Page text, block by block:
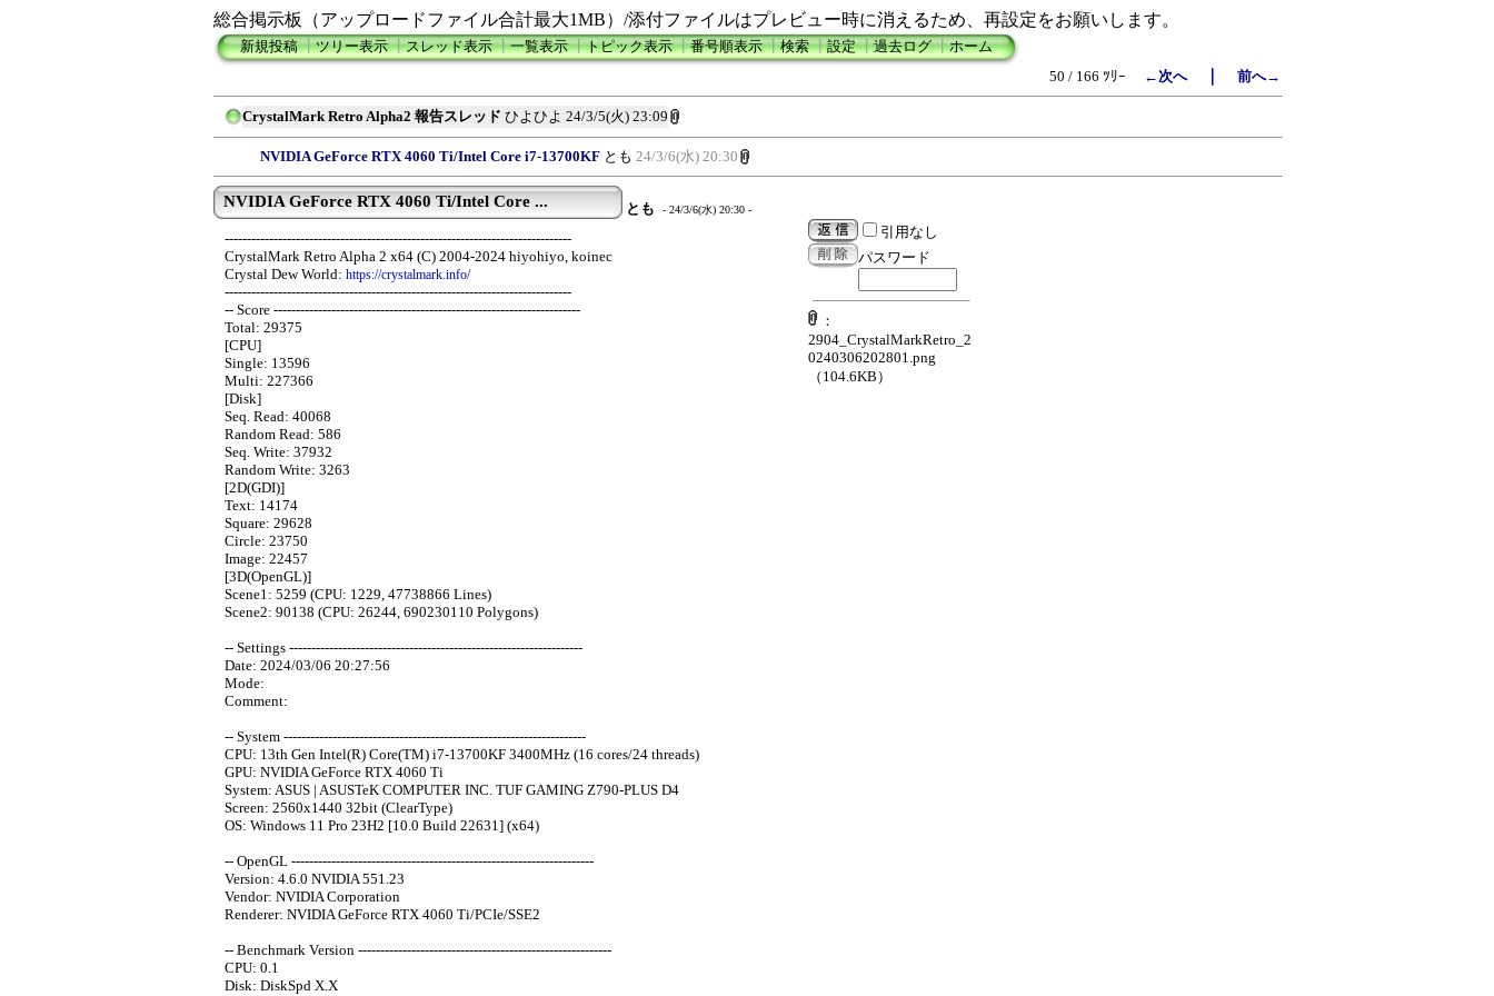
総合掲示板（アップロードファイル合計最大1MB）/添付ファイルはプレビュー時に消えるため、再設定をお願いします。
新規投稿┃ツリー表示┃スレッド表示┃一覧表示┃トピック表示┃番号順表示┃検索┃設定┃過去ログ┃ホーム
50 / 166 ﾂﾘｰ
←次へ｜ 前へ→
CrystalMark Retro Alpha2 報告スレッド ひよひよ 24/3/5(火) 23:09
NVIDIA GeForce RTX 4060 Ti/Intel Core i7-13700KF とも 24/3/6(水) 20:30
NVIDIA GeForce RTX 4060 Ti/Intel Core ... とも - 24/3/6(水) 20:30 -
------------------------------------------------------------------------------
CrystalMark Retro Alpha 2 x64 (C) 2004-2024 hiyohiyo, koinec
Crystal Dew World: https://crystalmark.info/
------------------------------------------------------------------------------
-- Score ---------------------------------------------------------------------
Total: 29375
[CPU]
Single: 13596
Multi: 227366
[Disk]
Seq. Read: 40068
Random Read: 586
Seq. Write: 37932
Random Write: 3263
[2D(GDI)]
Text: 14174
Square: 29628
Circle: 23750
Image: 22457
[3D(OpenGL)]
Scene1: 5259 (CPU: 1229, 47738866 Lines)
Scene2: 90138 (CPU: 26244, 690230110 Polygons)
-- Settings ------------------------------------------------------------------
Date: 2024/03/06 20:27:56
Mode:
Comment:
-- System --------------------------------------------------------------------
CPU: 13th Gen Intel(R) Core(TM) i7-13700KF 3400MHz (16 cores/24 threads)
GPU: NVIDIA GeForce RTX 4060 Ti
System: ASUS | ASUSTeK COMPUTER INC. TUF GAMING Z790-PLUS D4
Screen: 2560x1440 32bit (ClearType)
OS: Windows 11 Pro 23H2 [10.0 Build 22631] (x64)
-- OpenGL --------------------------------------------------------------------
Version: 4.6.0 NVIDIA 551.23
Vendor: NVIDIA Corporation
Renderer: NVIDIA GeForce RTX 4060 Ti/PCIe/SSE2
-- Benchmark Version ---------------------------------------------------------
CPU: 0.1
Disk: DiskSpd X.X
引用なし
パスワード
：
2904_CrystalMarkRetro_2
0240306202801.png
（104.6KB）